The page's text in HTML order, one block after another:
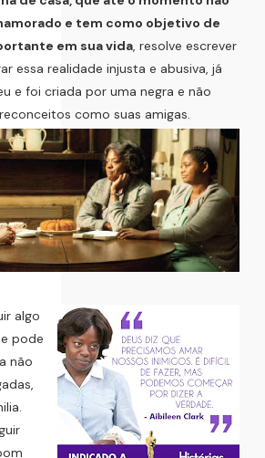
e tem como objetivo de
em sua vida, resolve escrever
essa realidade injusta e abusiva, já
e foi criada por uma negra e não
como suas amigas.
algo
pode
não